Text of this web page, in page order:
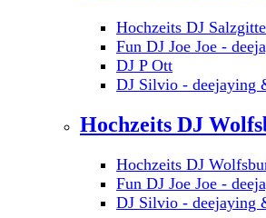
Hochzeits DJ
Fun DJ Joe Joe -
DJ P Ott
DJ Silvio - deejaying
Hochzeits DJ
Hochzeits DJ
Fun DJ Joe Joe -
DJ Silvio - deejaying